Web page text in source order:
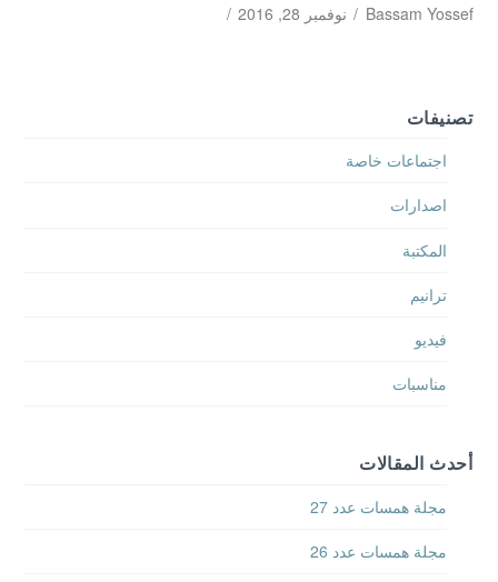
Bassam Yossef نوفمبر 28, 2016
تصنيفات
اجتماعات خاصة
اصدارات
المكتبة
ترانيم
فيديو
مناسبات
أحدث المقالات
مجلة همسات عدد 27
مجلة همسات عدد 26